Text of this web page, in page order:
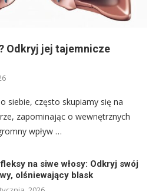
Odkryj jej tajemnicze
siebie, często skupiamy się na
zapominając o wewnętrznych
wpływ …
na siwe włosy: Odkryj swój
olśniewający blask